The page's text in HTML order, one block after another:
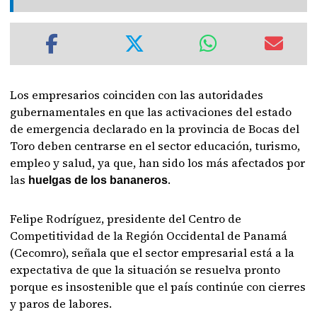
Los empresarios coinciden con las autoridades
gubernamentales en que las activaciones del estado
de emergencia declarado en la provincia de Bocas del
Toro deben centrarse en el sector educación, turismo,
empleo y salud, ya que, han sido los más afectados por
las huelgas de los bananeros.
Felipe Rodríguez, presidente del Centro de
Competitividad de la Región Occidental de Panamá
(Cecomro), señala que el sector empresarial está a la
expectativa de que la situación se resuelva pronto
porque es insostenible que el país continúe con cierres
y paros de labores.